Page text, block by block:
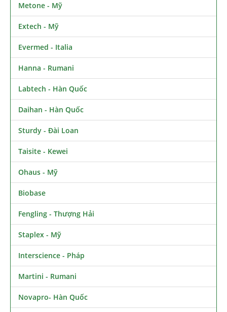
Metone - Mỹ
Extech - Mỹ
Evermed - Italia
Hanna - Rumani
Labtech - Hàn Quốc
Daihan - Hàn Quốc
Sturdy - Đài Loan
Taisite - Kewei
Ohaus - Mỹ
Biobase
Fengling - Thượng Hải
Staplex - Mỹ
Interscience - Pháp
Martini - Rumani
Novapro- Hàn Quốc